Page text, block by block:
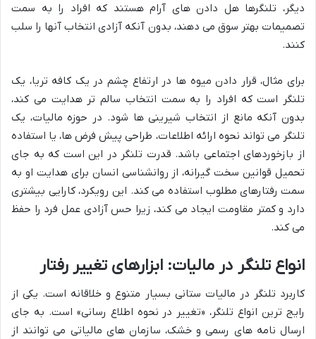
دیگر، تلنگرها هل دادن های آرام هستند که افراد را به سمت
تصمیمات بهتر سوق می دهند، بدون آنکه آزادی انتخاب آنها را سلب
کنند.
برای مثال، قرار دادن میوه ها در ارتفاع چشم در یک کافه تریا، یک
تلنگر است که افراد را به سمت انتخاب سالم تر هدایت می کند،
بدون آنکه مانع از انتخاب شیرینی ها شود. در حوزه مالیات، یک
تلنگر می تواند نحوه ارائه اطلاعات، طراحی پیش فرض ها، یا استفاده
از بازخوردهای اجتماعی باشد. قدرت تلنگر در این است که به جای
تحمیل قوانین سخت گیرانه، از روانشناسی انسان برای هدایت او به
سمت رفتارهای مطلوب استفاده می کند. این رویکرد، کارایی بیشتری
دارد و کمتر مقاومت ایجاد می کند، زیرا حس آزادی عمل فرد را حفظ
می کند.
انواع تلنگر در مالیات: ابزارهای تغییر رفتار
کاربرد تلنگر در مالیات ستانی بسیار متنوع و خلاقانه است. یکی از
رایج ترین انواع تلنگر، «تغییر در نحوه اطلاع رسانی» است. به جای
ارسال نامه های رسمی و خشک، سازمان های مالیاتی می توانند از